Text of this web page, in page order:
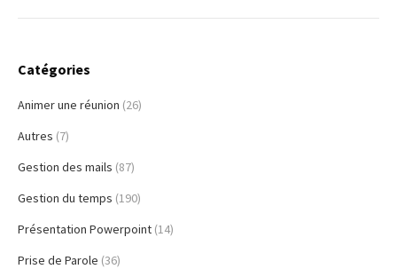
Catégories
Animer une réunion (26)
Autres (7)
Gestion des mails (87)
Gestion du temps (190)
Présentation Powerpoint (14)
Prise de Parole (36)